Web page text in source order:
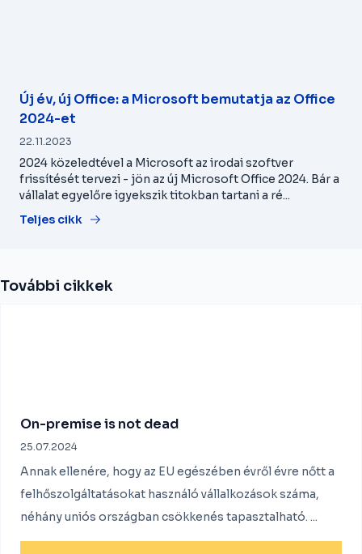
Új év, új Office: a Microsoft bemutatja az Office
2024-et
22.11.2023
2024 közeledtével a Microsoft az irodai szoftver
frissítését tervezi - jön az új Microsoft Office 2024. Bár a
vállalat egyelőre igyekszik titokban tartani a ré...
Teljes cikk
További cikkek
On-premise is not dead
25.07.2024
Annak ellenére, hogy az EU egészében évről évre nőtt a
felhőszolgáltatásokat használó vállalkozások száma,
néhány uniós országban csökkenés tapasztalható. ...